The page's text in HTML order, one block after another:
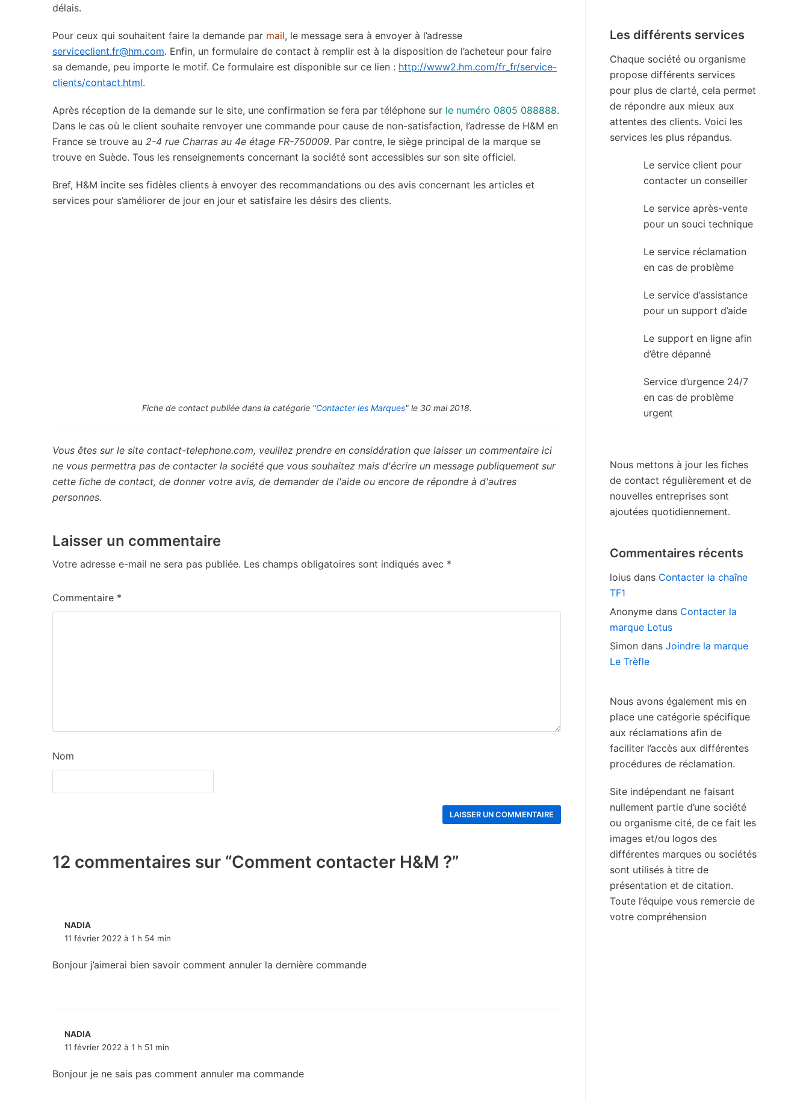
délais.
Pour ceux qui souhaitent faire la demande par mail, le message sera à envoyer à l’adresse
serviceclient.fr@hm.com. Enfin, un formulaire de contact à remplir est à la disposition de l’acheteur pour faire
sa demande, peu importe le motif. Ce formulaire est disponible sur ce lien : http://www2.hm.com/fr_fr/service-
clients/contact.html.
Après réception de la demande sur le site, une confirmation se fera par téléphone sur le numéro 0805 088888.
Dans le cas où le client souhaite renvoyer une commande pour cause de non-satisfaction, l’adresse de H&M en
France se trouve au 2-4 rue Charras au 4e étage FR-750009. Par contre, le siège principal de la marque se
trouve en Suède. Tous les renseignements concernant la société sont accessibles sur son site officiel.
Bref, H&M incite ses fidèles clients à envoyer des recommandations ou des avis concernant les articles et
services pour s’améliorer de jour en jour et satisfaire les désirs des clients.
Fiche de contact publiée dans la catégorie "Contacter les Marques" le 30 mai 2018.
Vous êtes sur le site contact-telephone.com, veuillez prendre en considération que laisser un commentaire ici
ne vous permettra pas de contacter la société que vous souhaitez mais d'écrire un message publiquement sur
cette fiche de contact, de donner votre avis, de demander de l'aide ou encore de répondre à d'autres
personnes.
Laisser un commentaire
Votre adresse e-mail ne sera pas publiée. Les champs obligatoires sont indiqués avec *
Commentaire *
Nom
12 commentaires sur “Comment contacter H&M ?”
NADIA
11 février 2022 à 1 h 54 min
Bonjour j’aimerai bien savoir comment annuler la dernière commande
NADIA
11 février 2022 à 1 h 51 min
Bonjour je ne sais pas comment annuler ma commande
Les différents services
Chaque société ou organisme
propose différents services
pour plus de clarté, cela permet
de répondre aux mieux aux
attentes des clients. Voici les
services les plus répandus.
Le service client pour
contacter un conseiller
Le service après-vente
pour un souci technique
Le service réclamation
en cas de problème
Le service d’assistance
pour un support d’aide
Le support en ligne afin
d’être dépanné
Service d’urgence 24/7
en cas de problème
urgent
Nous mettons à jour les fiches
de contact régulièrement et de
nouvelles entreprises sont
ajoutées quotidiennement.
Commentaires récents
loius dans Contacter la chaîne
TF1
Anonyme dans Contacter la
marque Lotus
Simon dans Joindre la marque
Le Trèfle
Nous avons également mis en
place une catégorie spécifique
aux réclamations afin de
faciliter l’accès aux différentes
procédures de réclamation.
Site indépendant ne faisant
nullement partie d’une société
ou organisme cité, de ce fait les
images et/ou logos des
différentes marques ou sociétés
sont utilisés à titre de
présentation et de citation.
Toute l’équipe vous remercie de
votre compréhension